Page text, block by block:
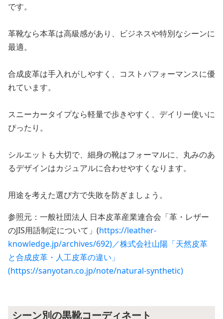
です。
革靴なら本革は高級感があり、ビジネスや特別なシーンに
最適。
合成皮革は手入れがしやすく、コストパフォーマンスに優
れています。
スニーカータイプなら軽量で歩きやすく、デイリー使いに
ぴったり。
シルエットも大切で、細身の靴はフォーマルに、丸みのあ
るデザインはカジュアルに合わせやすくなります。
用途を考えた選び方で失敗を防ぎましょう。
参照元：一般社団法人 日本皮革産業連合会「革・レザー
のJIS用語制定について」(https://leather-
knowledge.jp/archives/692)／株式会社山陽「天然皮革
と合成皮革・人工皮革の違い」
(https://sanyotan.co.jp/note/natural-synthetic)
シーン別の黒靴コーディネート